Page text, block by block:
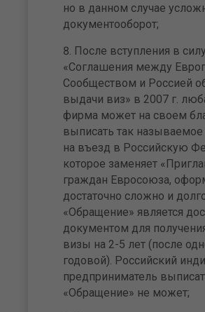
но в данном случае
документооборот;
После вступления в силу
«Соглашения между
Сообществом и Россией
выдачи виз» в 2007 г.
фирма может на своем
выписать так
на въезд в Российскую
которое заменяет
граждан Евросоюза,
достаточно сложно и
«Обращение» является
документом для
визы на 2-5 лет (после
годовой). Российский
предприниматель
«Обращение» не может;